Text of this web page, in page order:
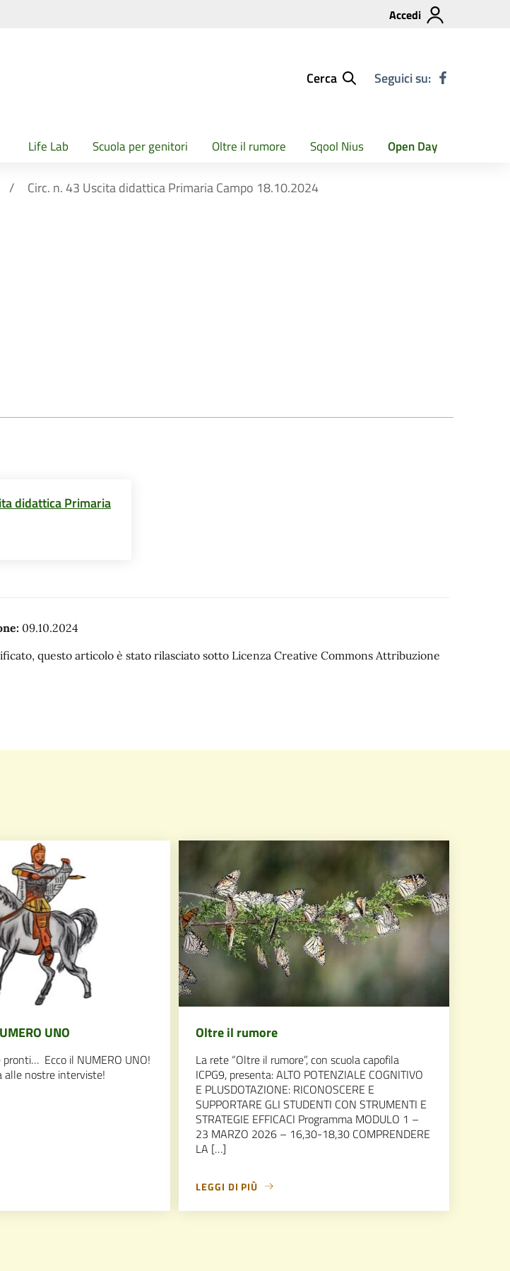
Accedi
Cerca Seguici su:
Life Lab Scuola per genitori Oltre il rumore Sqool Nius Open Day
Circ. n. 43 Uscita didattica Primaria Campo 18.10.2024
didattica Primaria
09.10.2024
questo articolo è stato rilasciato sotto Licenza Creative Commons Attribuzione
UNO
Ecco il NUMERO UNO!
alle nostre interviste!
Oltre il rumore
La rete “Oltre il rumore”, con scuola capofila
ICPG9, presenta: ALTO POTENZIALE COGNITIVO
E PLUSDOTAZIONE: RICONOSCERE E
SUPPORTARE GLI STUDENTI CON STRUMENTI E
STRATEGIE EFFICACI Programma MODULO 1 –
23 MARZO 2026 – 16,30-18,30 COMPRENDERE
LA […]
LEGGI DI PIÙ